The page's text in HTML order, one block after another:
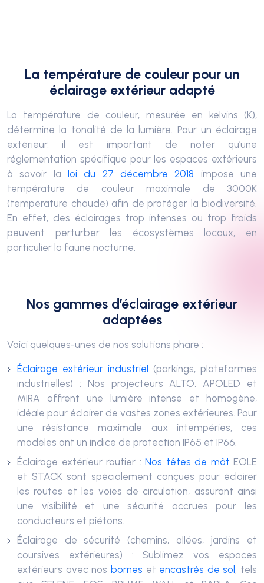
La température de couleur pour un
éclairage extérieur adapté
La température de couleur, mesurée en kelvins (K),
détermine la tonalité de la lumière. Pour un éclairage
extérieur, il est important de noter qu’une
réglementation spécifique pour les espaces extérieurs
à savoir la loi du 27 décembre 2018 impose une
température de couleur maximale de 3000K
(température chaude) afin de protéger la biodiversité.
En effet, des éclairages trop intenses ou trop froids
peuvent perturber les écosystèmes locaux, en
particulier la faune nocturne.
Nos gammes d’éclairage extérieur
adaptées
Voici quelques-unes de nos solutions phare :
Éclairage extérieur industriel (parkings, plateformes
industrielles) : Nos projecteurs ALTO, APOLED et
MIRA offrent une lumière intense et homogène,
idéale pour éclairer de vastes zones extérieures. Pour
une résistance maximale aux intempéries, ces
modèles ont un indice de protection IP65 et IP66.
Éclairage extérieur routier : Nos têtes de mât EOLE
et STACK sont spécialement conçues pour éclairer
les routes et les voies de circulation, assurant ainsi
une visibilité et une sécurité accrues pour les
conducteurs et piétons.
Éclairage de sécurité (chemins, allées, jardins et
coursives extérieures) : Sublimez vos espaces
extérieurs avec nos bornes et encastrés de sol, tels